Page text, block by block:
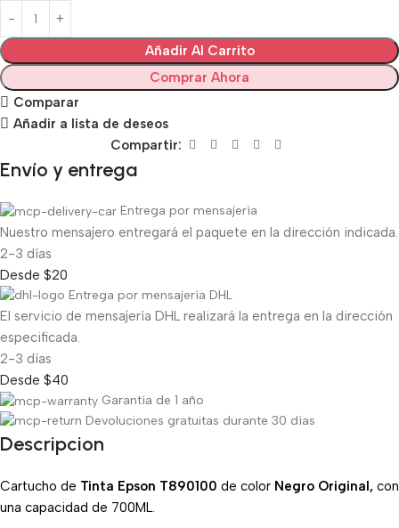
Añadir Al Carrito
Comprar Ahora
Comparar
Añadir a lista de deseos
Compartir:
Envío y entrega
Entrega por mensajería
Nuestro mensajero entregará el paquete en la dirección indicada.
2-3 días
Desde $20
Entrega por mensajería DHL
El servicio de mensajería DHL realizará la entrega en la dirección
especificada.
2-3 días
Desde $40
Garantía de 1 año
Devoluciones gratuitas durante 30 días
Descripcion
Cartucho de Tinta Epson T890100 de color Negro Original, con
una capacidad de 700ML.